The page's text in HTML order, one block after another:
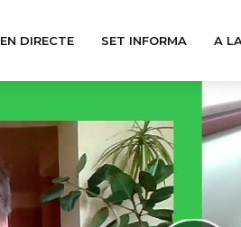
EN DIRECTE SET INFORMA A